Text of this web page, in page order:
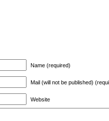
Name (required)
Mail (will not be published)
Website